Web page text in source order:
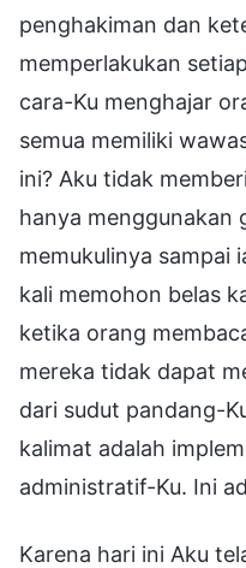
penghakiman dan
memperlakukan
cara-Ku menghajar
semua memiliki
ini? Aku tidak
hanya menggunakan
memukulinya sampai
kali memohon belas
ketika orang
mereka tidak dapat
dari sudut pandang-
kalimat adalah
administratif-Ku. Ini
Karena hari ini Aku